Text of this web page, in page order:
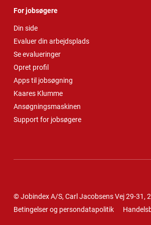
For jobsøgere
Din side
Evaluer din arbejdsplads
Se evalueringer
Opret profil
Apps til jobsøgning
Kaares Klumme
Ansøgningsmaskinen
Support for jobsøgere
© Jobindex A/S, Carl Jacobsens Vej 29-31,
Betingelser og persondatapolitik